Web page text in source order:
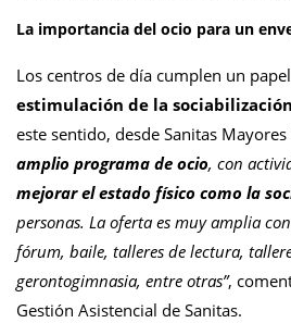
La importancia del ocio para un
Los centros de día cumplen un
estimulación de la
este sentido, desde Sanitas Mayores
amplio programa de ocio, con
mejorar el estado físico como la
personas. La oferta es muy amplia
fórum, baile, talleres de lectura,
gerontogimnasia, entre otras”,
Gestión Asistencial de Sanitas.